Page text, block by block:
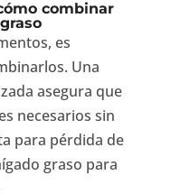
combinar
es
Una
asegura que
necesarios sin
para pérdida de
graso para